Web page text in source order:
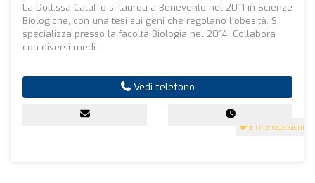
5 (143 recensioni)
La Dott.ssa Cataffo si laurea a Benevento nel 2011 in Scienze
Biologiche, con una tesi sui geni che regolano l'obesità. Si
specializza presso la facoltà Biologia nel 2014. Collabora
con diversi medi...
Vedi telefono